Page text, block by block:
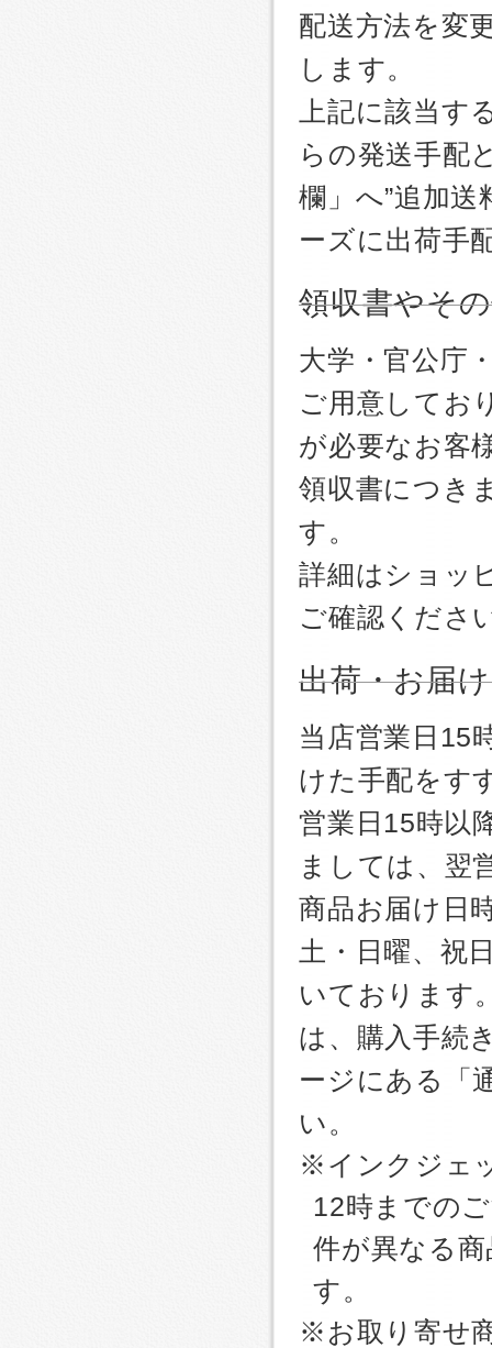
配送方法を変
します。
上記に該当
らの発送手配
欄」へ”追加
ーズに出荷手
領収書やそ
大学・官公庁
ご用意してお
が必要なお客
領収書につき
す。
詳細はショッ
ご確認くださ
出荷・お届
当店営業日15
けた手配をす
営業日15時以
ましては、翌
商品お届け日
土・日曜、祝
いております
は、購入手続
ージにある「
い。
※インクジェ
12時までの
件が異なる
す。
※お取り寄せ